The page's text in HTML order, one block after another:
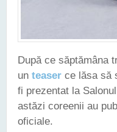
După ce săptămâna
un teaser ce lăsa să
fi prezentat la
astăzi coreenii au
oficiale.